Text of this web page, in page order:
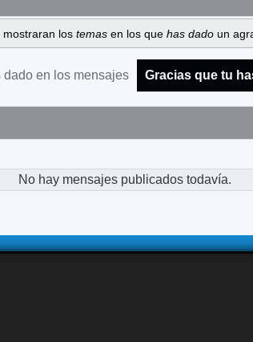
mostraran los temas en los que has dado un
dado en los mensajes Gracias que tu
No hay mensajes publicados todavía.